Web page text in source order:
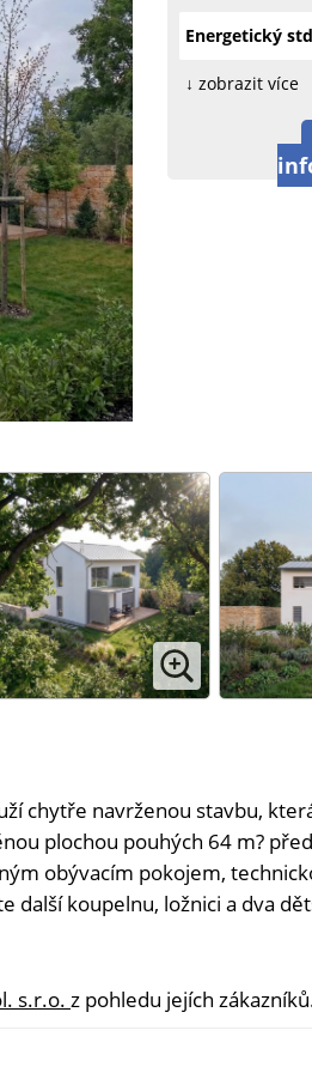
Energetický
↓ zobrazit více
chytře navrženou stavbu,
plochou pouhých 64 m?
obývacím pokojem,
koupelnu, ložnici a dva
s.r.o. z pohledu jejích